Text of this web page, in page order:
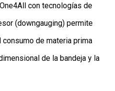
con tecnologías de
(downgauging) permite
de materia prima
de la bandeja y la